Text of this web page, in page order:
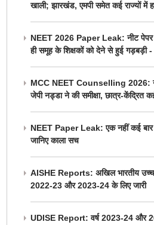
खाली; झारखंड, एमपी समेत कई राज्यों में
NEET 2026 Paper Leak: नीट पेपर
ही समूह के शिक्षकों को देने से हुई गड़बड़ी
MCC NEET Counselling 2026:
जेपी नड्डा ने की समीक्षा, छात्र-केंद्रित
NEET Paper Leak: एक नहीं कई बार
जानिए काला सच
AISHE Reports: अखिल भारतीय उच्च
2022-23 और 2023-24 के लिए जारी
UDISE Report: वर्ष 2023-24 और